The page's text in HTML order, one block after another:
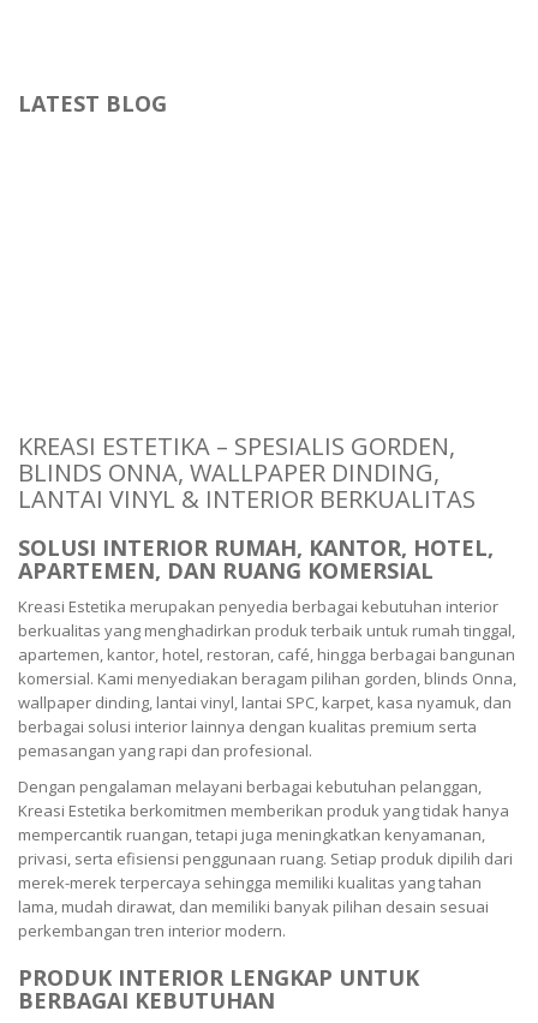
LATEST BLOG
KREASI ESTETIKA – SPESIALIS GORDEN,
BLINDS ONNA, WALLPAPER DINDING,
LANTAI VINYL & INTERIOR BERKUALITAS
SOLUSI INTERIOR RUMAH, KANTOR, HOTEL,
APARTEMEN, DAN RUANG KOMERSIAL
Kreasi Estetika merupakan penyedia berbagai kebutuhan interior
berkualitas yang menghadirkan produk terbaik untuk rumah tinggal,
apartemen, kantor, hotel, restoran, café, hingga berbagai bangunan
komersial. Kami menyediakan beragam pilihan gorden, blinds Onna,
wallpaper dinding, lantai vinyl, lantai SPC, karpet, kasa nyamuk, dan
berbagai solusi interior lainnya dengan kualitas premium serta
pemasangan yang rapi dan profesional.
Dengan pengalaman melayani berbagai kebutuhan pelanggan,
Kreasi Estetika berkomitmen memberikan produk yang tidak hanya
mempercantik ruangan, tetapi juga meningkatkan kenyamanan,
privasi, serta efisiensi penggunaan ruang. Setiap produk dipilih dari
merek-merek terpercaya sehingga memiliki kualitas yang tahan
lama, mudah dirawat, dan memiliki banyak pilihan desain sesuai
perkembangan tren interior modern.
PRODUK INTERIOR LENGKAP UNTUK
BERBAGAI KEBUTUHAN